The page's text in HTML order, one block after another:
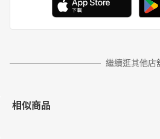
繼續逛其他店
相似商品